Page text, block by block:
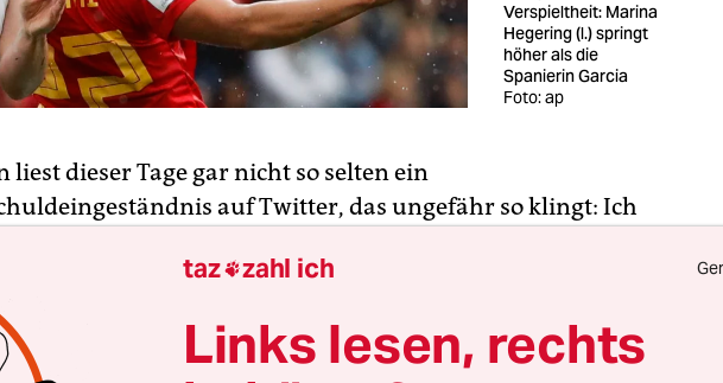
Verspieltheit: Marina
Hegering (l.) springt
höher als die
Spanierin Garcia
Foto: ap
liest dieser Tage gar nicht so selten ein
auf Twitter, das ungefähr so klingt: Ich
nach zwanzig Minuten habe ich aufgegeben, sorry. Der
die Ärmste, die hier viel zu früh die Segel gestrichen hat,
der Partie der Japanerinnen gegen
taz zahl ich
Links lesen, rechts